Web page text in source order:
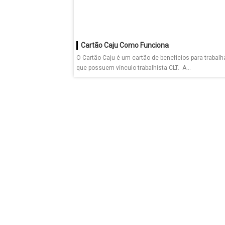
Cartão Caju Como Funciona
O Cartão Caju é um cartão de benefícios para
que possuem vínculo trabalhista CLT. A...